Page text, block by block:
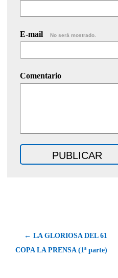
E-mail No será mostrado.
Comentario
← LA GLORIOSA DEL 61
COPA LA PRENSA (1ª parte)